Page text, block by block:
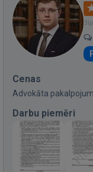
Cenas
Advokāta
Darbu piemēri